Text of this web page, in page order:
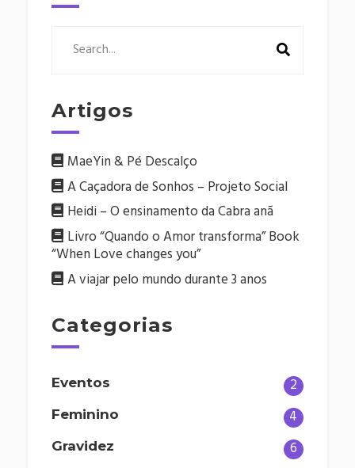
Artigos
MaeYin & Pé Descalço
A Caçadora de Sonhos – Projeto Social
Heidi – O ensinamento da Cabra anã
Livro “Quando o Amor transforma” Book
“When Love changes you”
A viajar pelo mundo durante 3 anos
Categorias
Eventos 2
Feminino 4
Gravidez 6